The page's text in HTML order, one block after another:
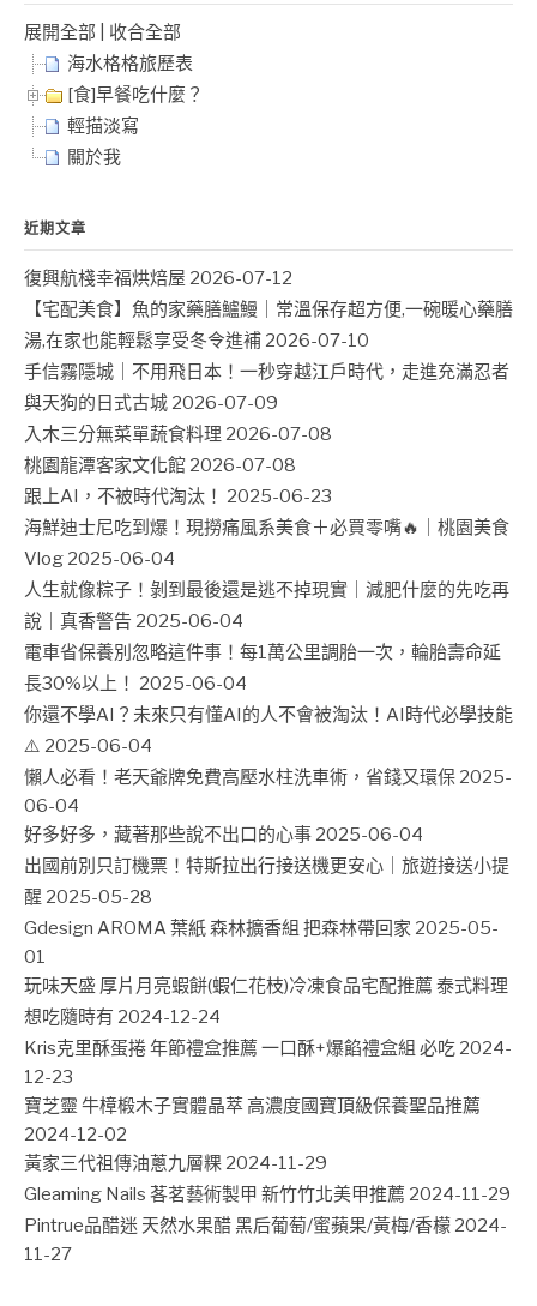
展開全部
收合全部
海水格格旅歷表
[食]早餐吃什麼？
輕描淡寫
關於我
近期文章
復興航棧幸福烘焙屋 2026-07-12
【宅配美食】魚的家藥膳鱸鰻｜常溫保存超方便,一碗暖心藥膳
湯,在家也能輕鬆享受冬令進補 2026-07-10
手信霧隱城｜不用飛日本！一秒穿越江戶時代，走進充滿忍者
與天狗的日式古城 2026-07-09
入木三分無菜單蔬食料理 2026-07-08
桃園龍潭客家文化館 2026-07-08
跟上AI，不被時代淘汰！ 2025-06-23
海鮮迪士尼吃到爆！現撈痛風系美食＋必買零嘴🔥｜桃園美食
Vlog 2025-06-04
人生就像粽子！剝到最後還是逃不掉現實｜減肥什麼的先吃再
說｜真香警告 2025-06-04
電車省保養別忽略這件事！每1萬公里調胎一次，輪胎壽命延
長30%以上！ 2025-06-04
你還不學AI？未來只有懂AI的人不會被淘汰！AI時代必學技能
⚠️ 2025-06-04
懶人必看！老天爺牌免費高壓水柱洗車術，省錢又環保 2025-
06-04
好多好多，藏著那些說不出口的心事 2025-06-04
出國前別只訂機票！特斯拉出行接送機更安心｜旅遊接送小提
醒 2025-05-28
Gdesign AROMA 葉紙 森林擴香組 把森林帶回家 2025-05-
01
玩味天盛 厚片月亮蝦餅(蝦仁花枝)冷凍食品宅配推薦 泰式料理
想吃隨時有 2024-12-24
Kris克里酥蛋捲 年節禮盒推薦 一口酥+爆餡禮盒組 必吃 2024-
12-23
寶芝靈 牛樟椴木子實體晶萃 高濃度國寶頂級保養聖品推薦
2024-12-02
黃家三代祖傳油蔥九層粿 2024-11-29
Gleaming Nails 茖茗藝術製甲 新竹竹北美甲推薦 2024-11-29
Pintrue品醋迷 天然水果醋 黑后葡萄/蜜蘋果/黃梅/香檬 2024-
11-27